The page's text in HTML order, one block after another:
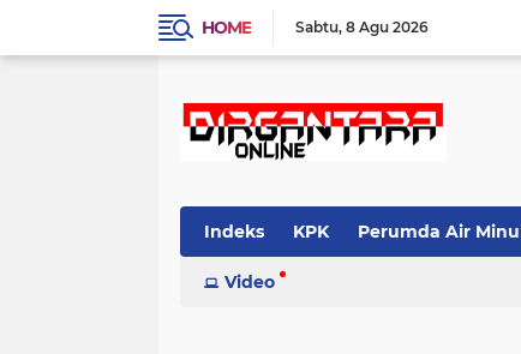
HOME Sabtu 8 Agu 2026
Indeks KPK Perumda Air
Video